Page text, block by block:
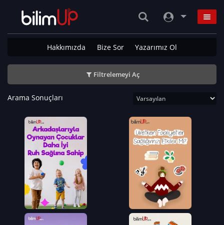
Hakkımızda Bize Sor Yazarımız Ol
Filtrelemeyi Aç
Arama Sonuçları